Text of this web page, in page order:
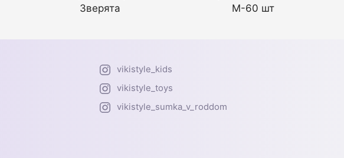
Зверята
M-60 шт
vikistyle_kids
vikistyle_toys
vikistyle_sumka_v_roddom